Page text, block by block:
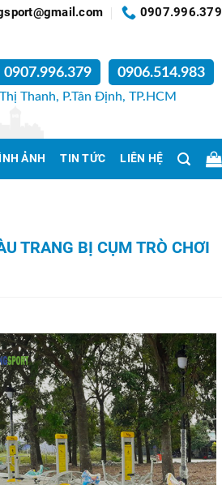
0907.996.379
0907.996.379 0906.514.983
Thanh, P.Tân Định, TP.HCM
ẢNH TIN TỨC LIÊN HỆ
TRANG BỊ CỤM TRÒ CHƠI